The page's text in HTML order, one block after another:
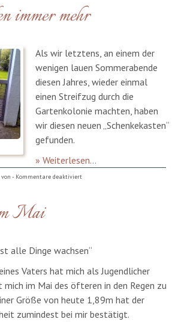
Apfelbaum
pflanzen
immer mehr
Als wir letztens, an einem der
wenigen lauen Sommerabende
diesen Jahres, wieder einmal
einen Streifzug durch die
Gartenkolonie machten, haben
wir diesen neuen „Schenkekasten“
gefunden.
» Weiterlesen...
von - Kommentare deaktiviertfür
Mai
alle Dinge wachsen“
Vaters hat mich als Jugendlicher
im Mai des öfteren in den Regen zu
Größe von heute 1,89m hat der
zumindest bei mir bestätigt.